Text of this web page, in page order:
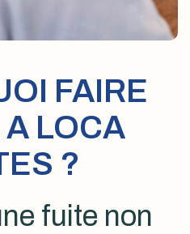
FAIRE
LOCA
?
fuite non